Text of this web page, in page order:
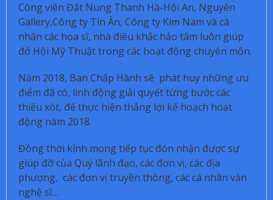
Công viên Đất Nung Thanh Hà-Hội An, Nguyên
Gallery,Công ty Tín Ân, Công ty Kim Nam và cá
nhân các họa sĩ, nhà điêu khắc hảo tâm luôn giúp
đở Hội Mỹ Thuật trong các hoạt động chuyên môn.
Năm 2018, Ban Chấp Hành sẽ phát huy những ưu
điểm đã có, linh động giải quyết từng bước các
thiếu xót, để thực hiện thắng lợi kế hoạch hoạt
động năm 2018.
Đồng thời kính mong tiếp tục đón nhận được sự
giúp đỡ của Quý lãnh đạo, các đơn vị, các địa
phương, các đơn vị truyền thông, các cá nhân văn
nghệ sĩ…